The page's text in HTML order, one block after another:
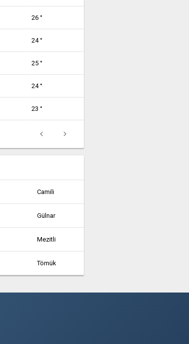
26 °
24 °
25 °
24 °
23 °
Camili
Gülnar
Mezitli
Tömük